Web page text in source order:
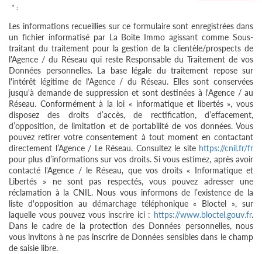
* :
Les informations recueillies sur ce formulaire sont enregistrées dans
un fichier informatisé par La Boite Immo agissant comme Sous-
traitant du traitement pour la gestion de la clientèle/prospects de
l'Agence / du Réseau qui reste Responsable du Traitement de vos
Données personnelles. La base légale du traitement repose sur
l'intérêt légitime de l'Agence / du Réseau. Elles sont conservées
jusqu'à demande de suppression et sont destinées à l'Agence / au
Réseau. Conformément à la loi « informatique et libertés », vous
disposez des droits d’accès, de rectification, d’effacement,
d’opposition, de limitation et de portabilité de vos données. Vous
pouvez retirer votre consentement à tout moment en contactant
directement l’Agence / Le Réseau. Consultez le site https://cnil.fr/fr
pour plus d’informations sur vos droits. Si vous estimez, après avoir
contacté l'Agence / le Réseau, que vos droits « Informatique et
Libertés » ne sont pas respectés, vous pouvez adresser une
réclamation à la CNIL. Nous vous informons de l’existence de la
liste d'opposition au démarchage téléphonique « Bloctel », sur
laquelle vous pouvez vous inscrire ici : https://www.bloctel.gouv.fr.
Dans le cadre de la protection des Données personnelles, nous
vous invitons à ne pas inscrire de Données sensibles dans le champ
de saisie libre.